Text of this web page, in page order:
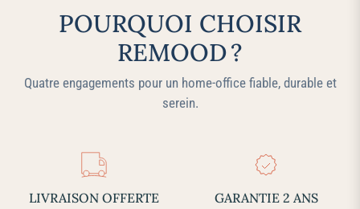
POURQUOI CHOISIR
REMOOD ?
Quatre engagements pour un home‑office fiable, durable et
serein.
LIVRAISON OFFERTE GARANTIE 2 ANS